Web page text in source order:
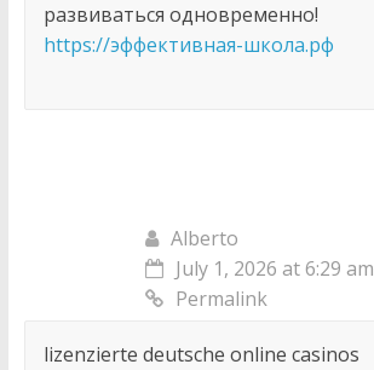
развиваться одновременно!
https://эффективная-школа.рф
Alberto
July 1, 2026 at 6:29 am
Permalink
lizenzierte deutsche online casinos